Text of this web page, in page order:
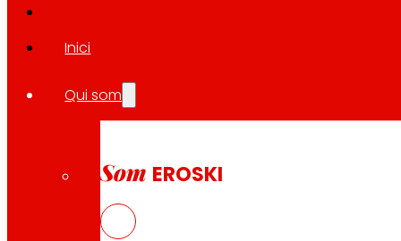
Inici
Qui som
Som EROSKI
Tornar a totes les notícies
12.12.2025
EROSKI tanca el tercer